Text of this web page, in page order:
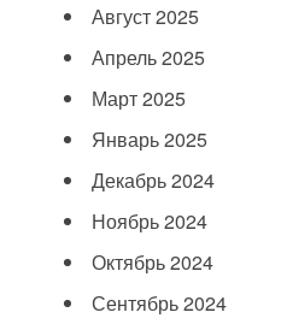
Август 2025
Апрель 2025
Март 2025
Январь 2025
Декабрь 2024
Ноябрь 2024
Октябрь 2024
Сентябрь 2024